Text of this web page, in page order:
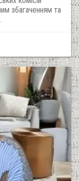
збагаченням та